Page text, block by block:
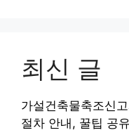
최신 글
가설건축물축조신
절차 안내, 꿀팁 공